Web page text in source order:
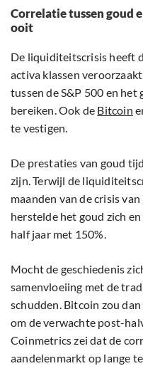
Correlatie tussen goud
ooit
De liquiditeitscrisis heeft
activa klassen
tussen de S&P 500 en
bereiken. Ook de Bitcoin
te vestigen.
De prestaties van goud
zijn. Terwijl de
maanden van de crisis
herstelde het goud zich
half jaar met 150%.
Mocht de geschiedenis
samenvloeiing met de
schudden. Bitcoin zou
om de verwachte post-
Coinmetrics zei dat de
aandelenmarkt op lange